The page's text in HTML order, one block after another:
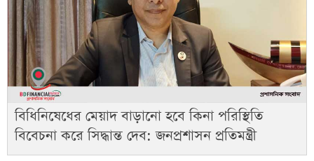
বিধিনিষেধের মেয়াদ বাড়ানো হবে কিনা পরিস্থিতি
বিবেচনা করে সিদ্ধান্ত দেব: জনপ্রশাসন প্রতিমন্ত্রী